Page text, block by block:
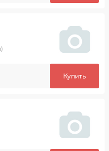
Купить